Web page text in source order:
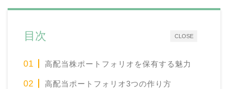
CLOSE
目次
高配当株ポートフォリオを保有する魅力
高配当ポートフォリオ3つの作り方